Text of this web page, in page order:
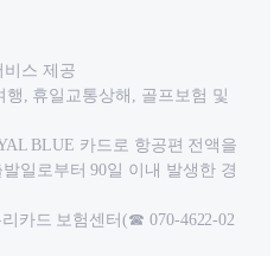
비스 제공
행, 휴일교통상해, 골프보험 및
BLUE 카드로 항공편 전액을
일로부터 90일 이내 발생한 경
카드 보험센터(☎ 070-4622-02